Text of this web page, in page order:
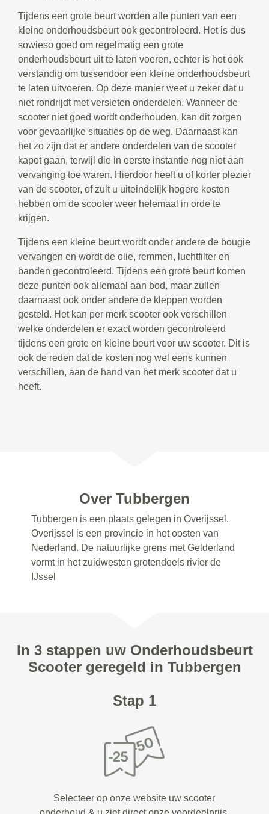
Tijdens een grote beurt worden alle punten van een
kleine onderhoudsbeurt ook gecontroleerd. Het is dus
sowieso goed om regelmatig een grote
onderhoudsbeurt uit te laten voeren, echter is het ook
verstandig om tussendoor een kleine onderhoudsbeurt
te laten uitvoeren. Op deze manier weet u zeker dat u
niet rondrijdt met versleten onderdelen. Wanneer de
scooter niet goed wordt onderhouden, kan dit zorgen
voor gevaarlijke situaties op de weg. Daarnaast kan
het zo zijn dat er andere onderdelen van de scooter
kapot gaan, terwijl die in eerste instantie nog niet aan
vervanging toe waren. Hierdoor heeft u of korter plezier
van de scooter, of zult u uiteindelijk hogere kosten
hebben om de scooter weer helemaal in orde te
krijgen.
Tijdens een kleine beurt wordt onder andere de bougie
vervangen en wordt de olie, remmen, luchtfilter en
banden gecontroleerd. Tijdens een grote beurt komen
deze punten ook allemaal aan bod, maar zullen
daarnaast ook onder andere de kleppen worden
gesteld. Het kan per merk scooter ook verschillen
welke onderdelen er exact worden gecontroleerd
tijdens een grote en kleine beurt voor uw scooter. Dit is
ook de reden dat de kosten nog wel eens kunnen
verschillen, aan de hand van het merk scooter dat u
heeft.
Over Tubbergen
Tubbergen is een plaats gelegen in Overijssel.
Overijssel is een provincie in het oosten van
Nederland. De natuurlijke grens met Gelderland
vormt in het zuidwesten grotendeels rivier de
IJssel
In 3 stappen uw Onderhoudsbeurt
Scooter geregeld in Tubbergen
Stap 1
Selecteer op onze website uw scooter